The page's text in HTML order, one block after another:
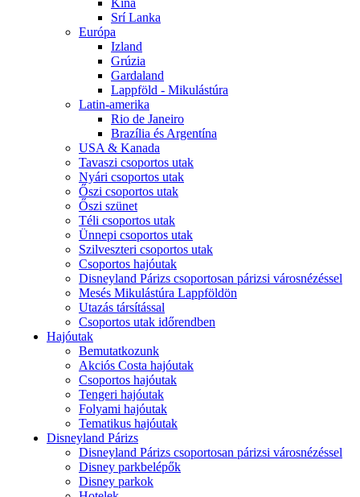
Kína
Srí Lanka
Európa
Izland
Grúzia
Gardaland
Lappföld - Mikulástúra
Latin-amerika
Rio de Janeiro
Brazília és Argentína
USA & Kanada
Tavaszi csoportos utak
Nyári csoportos utak
Őszi csoportos utak
Őszi szünet
Téli csoportos utak
Ünnepi csoportos utak
Szilveszteri csoportos utak
Csoportos hajóutak
Disneyland Párizs csoportosan párizsi városnézéssel
Mesés Mikulástúra Lappföldön
Utazás társítással
Csoportos utak időrendben
Hajóutak
Bemutatkozunk
Akciós Costa hajóutak
Csoportos hajóutak
Tengeri hajóutak
Folyami hajóutak
Tematikus hajóutak
Disneyland Párizs
Disneyland Párizs csoportosan párizsi városnézéssel
Disney parkbelépők
Disney parkok